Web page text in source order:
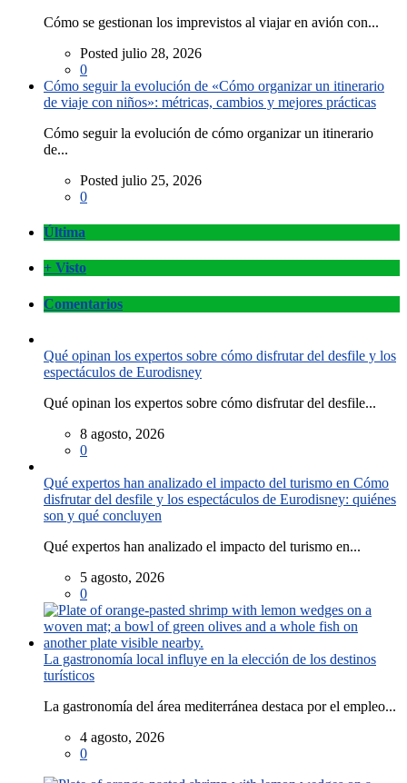
Cómo se gestionan los imprevistos al viajar en avión con...
Posted julio 28, 2026
0
Cómo seguir la evolución de «Cómo organizar un itinerario
de viaje con niños»: métricas, cambios y mejores prácticas
Cómo seguir la evolución de cómo organizar un itinerario
de...
Posted julio 25, 2026
0
Última
+ Visto
Comentarios
Qué opinan los expertos sobre cómo disfrutar del desfile y los
espectáculos de Eurodisney
Qué opinan los expertos sobre cómo disfrutar del desfile...
8 agosto, 2026
0
Qué expertos han analizado el impacto del turismo en Cómo
disfrutar del desfile y los espectáculos de Eurodisney: quiénes
son y qué concluyen
Qué expertos han analizado el impacto del turismo en...
5 agosto, 2026
0
La gastronomía local influye en la elección de los destinos
turísticos
La gastronomía del área mediterránea destaca por el empleo...
4 agosto, 2026
0